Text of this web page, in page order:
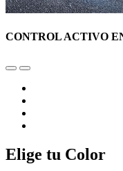
CONTROL ACTIVO
Elige tu Color